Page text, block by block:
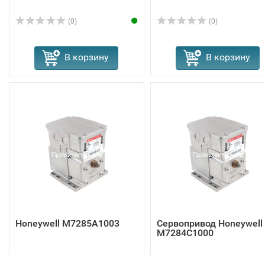
(0)
В корзину
(0)
В корзину
Honeywell M7285A1003
Сервопривод Honeywell
M7284C1000